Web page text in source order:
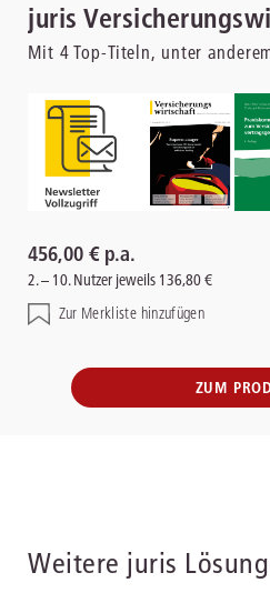
juris
Mit 4 Top-Titeln, unter
456,00 € p.a.
2. – 10. Nutzer jeweils 136,80 €
Zur Merkliste hinzufügen
ZUM
Weitere juris